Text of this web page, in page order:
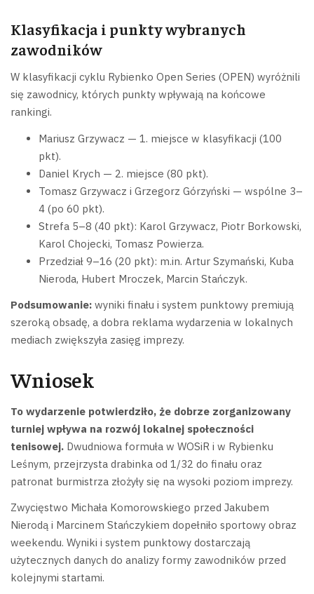
Klasyfikacja i punkty wybranych
zawodników
W klasyfikacji cyklu Rybienko Open Series (OPEN) wyróżnili
się zawodnicy, których punkty wpływają na końcowe
rankingi.
Mariusz Grzywacz — 1. miejsce w klasyfikacji (100
pkt).
Daniel Krych — 2. miejsce (80 pkt).
Tomasz Grzywacz i Grzegorz Górzyński — wspólne 3–
4 (po 60 pkt).
Strefa 5–8 (40 pkt): Karol Grzywacz, Piotr Borkowski,
Karol Chojecki, Tomasz Powierza.
Przedział 9–16 (20 pkt): m.in. Artur Szymański, Kuba
Nieroda, Hubert Mroczek, Marcin Stańczyk.
Podsumowanie: wyniki finału i system punktowy premiują
szeroką obsadę, a dobra reklama wydarzenia w lokalnych
mediach zwiększyła zasięg imprezy.
Wniosek
To wydarzenie potwierdziło, że dobrze zorganizowany
turniej wpływa na rozwój lokalnej społeczności
tenisowej. Dwudniowa formuła w WOSiR i w Rybienku
Leśnym, przejrzysta drabinka od 1/32 do finału oraz
patronat burmistrza złożyły się na wysoki poziom imprezy.
Zwycięstwo Michała Komorowskiego przed Jakubem
Nierodą i Marcinem Stańczykiem dopełniło sportowy obraz
weekendu. Wyniki i system punktowy dostarczają
użytecznych danych do analizy formy zawodników przed
kolejnymi startami.